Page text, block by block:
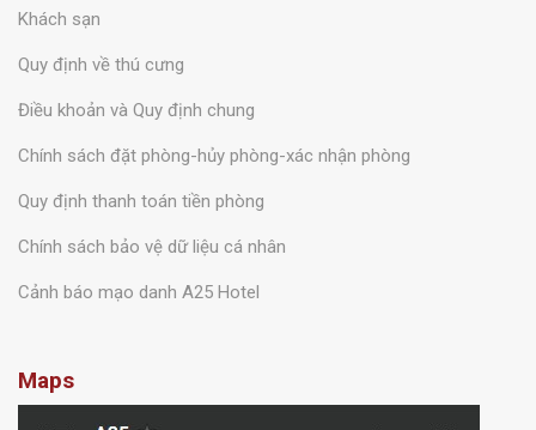
Khách sạn
Quy định về thú cưng
Điều khoản và Quy định chung
Chính sách đặt phòng-hủy phòng-xác nhận phòng
Quy định thanh toán tiền phòng
Chính sách bảo vệ dữ liệu cá nhân
Cảnh báo mạo danh A25 Hotel
Maps